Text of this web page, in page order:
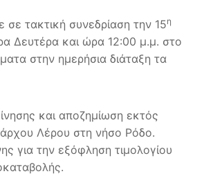
τακτική συνεδρίαση την 15η
Δευτέρα και ώρα 12:00 μ.μ. στο
στην ημερήσια διάταξη τα
και αποζημίωση εκτός
Λέρου στη νήσο Ρόδο.
για την εξόφληση τιμολογίου